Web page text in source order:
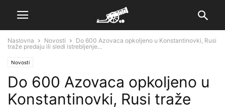
Naslovna Novosti
Do 600 Azovaca opkoljeno u Konstantinovki, Rusi
traže predaju ili sledi istrebljenje...
Novosti
Do 600 Azovaca opkoljeno u
Konstantinovki, Rusi traže